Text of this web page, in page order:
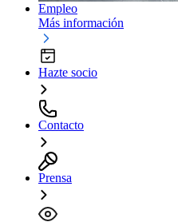
Empleo
Más información
Hazte socio
Contacto
Prensa